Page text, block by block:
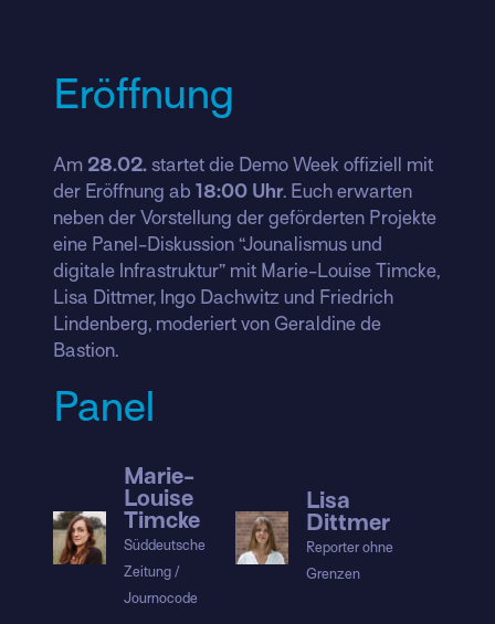
Eröffnung
Am 28.02. startet die Demo Week offiziell mit
der Eröffnung ab 18:00 Uhr. Euch erwarten
neben der Vorstellung der geförderten Projekte
eine Panel-Diskussion “Jounalismus und
digitale Infrastruktur” mit Marie-Louise Timcke,
Lisa Dittmer, Ingo Dachwitz und Friedrich
Lindenberg, moderiert von Geraldine de
Bastion.
Panel
Marie-
Louise
Timcke
Süddeutsche
Zeitung /
Journocode
Lisa
Dittmer
Reporter ohne
Grenzen